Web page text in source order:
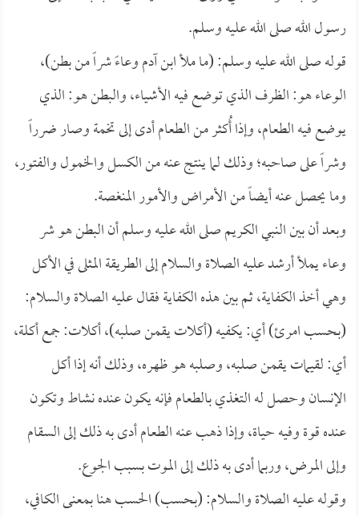
رسول الله صلى الله عليه وسلم.
قوله صلى الله عليه وسلم: (ما ملأ ابن آدم وعاءً شراً من بطن)،
الوعاء هو: الظرف الذي توضع فيه الأشياء، والبطن هو: الذي
يوضع فيه الطعام، وإذا أُكثر من الطعام أدى إلى تخمة وصار ضرراً
وشراً على صاحبه؛ وذلك لما ينتج عنه من الكسل والخمول والفتور،
وما يحصل عنه أيضاً من الأمراض والأمور المنغصة.
وبعد أن بين النبي الكريم صلى الله عليه وسلم أن البطن هو شر
وعاء يملأ أرشد عليه الصلاة والسلام إلى الطريقة المثلى في الأكل
وهي أخذ الكفاية، ثم بين هذه الكفاية فقال عليه الصلاة والسلام:
(بحسب امرئ) أي: يكفيه (أكلات يقمن صلبه)، أكلات: جمع أكلة،
أي: لقيمات يقمن صلبه، وصلبه هو ظهره، وذلك أنه إذا أكل
الإنسان وحصل له التغذي بالطعام فإنه يكون عنده نشاط وتكون
عنده قوة وفيه حياة، وإذا ذهب عنه الطعام أدى به ذلك إلى السقام
وإلى المرض، وربما أدى به ذلك إلى الموت بسبب الجوع.
وقوله عليه الصلاة والسلام: (بحسب) الحسب هنا بمعنى الكافي،